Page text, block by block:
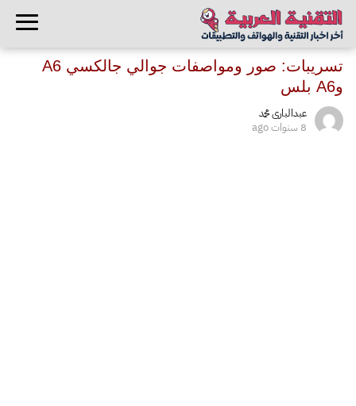
تسريبات: صور ومواصفات جوالي جالكسي A6
وA6 بلس
عبدالبارى محمد
8 سنوات ago